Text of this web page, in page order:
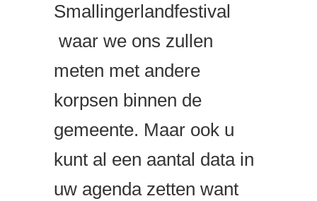
Smallingerlandfestival
waar we ons zullen
meten met andere
korpsen binnen de
gemeente. Maar ook u
kunt al een aantal data in
uw agenda zetten want